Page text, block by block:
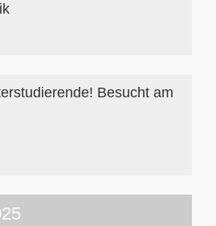
Besucht am